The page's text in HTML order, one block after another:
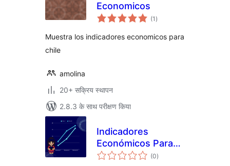
Economicos
(1 कुल
दर)
Muestra los indicadores economicos para
chile
amolina
20+ सक्रिय स्थापन
2.8.3 के साथ परीक्षण किया
Indicadores
Económicos Para
Chile
(0कुल
दर)